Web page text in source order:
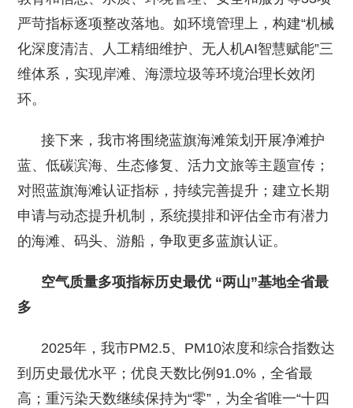
严苛指标逐项整改落地。如环境管理上，构建“机械
化深度清洁、人工精细维护、无人机AI智慧赋能”三
维体系，实现岸滩、海漂垃圾等环境治理长效闭
环。
接下来，我市将围绕蓝旗海滩策划开展净滩护
蓝、低碳滨海、生态修复、活力文旅等主题宣传；
对照蓝旗海滩认证指标，持续完善提升；建立长期
申请与动态提升机制，系统摸排和评估全市有潜力
的海滩、码头、游船，争取更多蓝旗认证。
空气质量多项指标历史最优 “两山”基地全省最
多
2025年，我市PM2.5、PM10浓度和综合指数达
到历史最优水平；优良天数比例91.0%，全省最
高；重污染天数继续保持为“零”，为全省唯一“十四